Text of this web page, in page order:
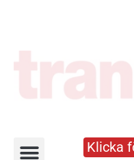
Klicka